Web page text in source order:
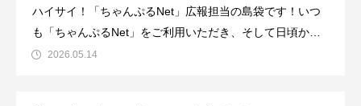
ハイサイ！「ちゃんぷるNet」広報担当の島袋です！いつ
も「ちゃんぷるNet」をご利用いただき、そして日頃から
温かく見守っていただき、本当に有難うございます！本
2026.05.14